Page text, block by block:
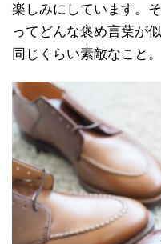
楽しみにしています。
ってどんな褒め言葉が
同じくらい素敵なこと。